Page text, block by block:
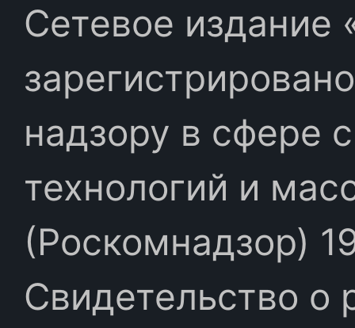
Сетевое издание
надзору в сфере
технологий и
(Роскомнадзор)
Свидетельство